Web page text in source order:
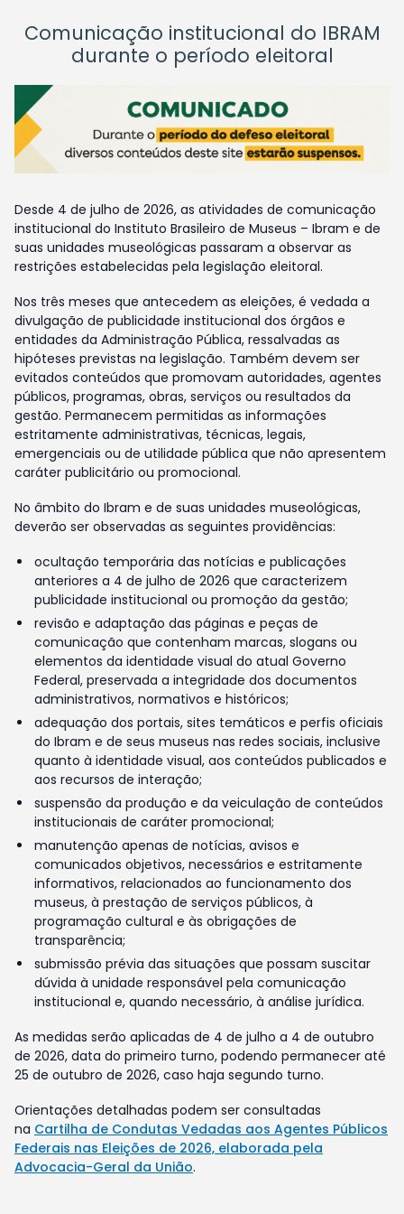
Comunicação institucional do IBRAM
durante o período eleitoral
Desde 4 de julho de 2026, as atividades de comunicação
institucional do Instituto Brasileiro de Museus – Ibram e de
suas unidades museológicas passaram a observar as
restrições estabelecidas pela legislação eleitoral.
Nos três meses que antecedem as eleições, é vedada a
divulgação de publicidade institucional dos órgãos e
entidades da Administração Pública, ressalvadas as
hipóteses previstas na legislação. Também devem ser
evitados conteúdos que promovam autoridades, agentes
públicos, programas, obras, serviços ou resultados da
gestão. Permanecem permitidas as informações
estritamente administrativas, técnicas, legais,
emergenciais ou de utilidade pública que não apresentem
caráter publicitário ou promocional.
No âmbito do Ibram e de suas unidades museológicas,
deverão ser observadas as seguintes providências:
ocultação temporária das notícias e publicações
anteriores a 4 de julho de 2026 que caracterizem
publicidade institucional ou promoção da gestão;
revisão e adaptação das páginas e peças de
comunicação que contenham marcas, slogans ou
elementos da identidade visual do atual Governo
Federal, preservada a integridade dos documentos
administrativos, normativos e históricos;
adequação dos portais, sites temáticos e perfis oficiais
do Ibram e de seus museus nas redes sociais, inclusive
quanto à identidade visual, aos conteúdos publicados e
aos recursos de interação;
suspensão da produção e da veiculação de conteúdos
institucionais de caráter promocional;
manutenção apenas de notícias, avisos e
comunicados objetivos, necessários e estritamente
informativos, relacionados ao funcionamento dos
museus, à prestação de serviços públicos, à
programação cultural e às obrigações de
transparência;
submissão prévia das situações que possam suscitar
dúvida à unidade responsável pela comunicação
institucional e, quando necessário, à análise jurídica.
As medidas serão aplicadas de 4 de julho a 4 de outubro
de 2026, data do primeiro turno, podendo permanecer até
25 de outubro de 2026, caso haja segundo turno.
Orientações detalhadas podem ser consultadas
na Cartilha de Condutas Vedadas aos Agentes Públicos
Federais nas Eleições de 2026, elaborada pela
Advocacia-Geral da União.